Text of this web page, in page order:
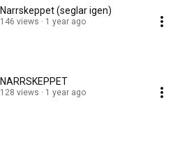
Narrskeppet (seglar igen)
146 views 1 year ago
NARRSKEPPET
128 views 1 year ago